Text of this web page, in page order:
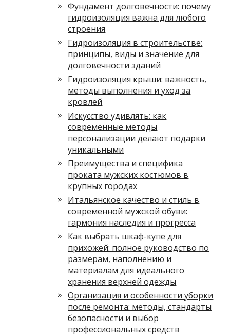
Фундамент долговечности: почему
гидроизоляция важна для любого
строения
Гидроизоляция в строительстве:
принципы, виды и значение для
долговечности зданий
Гидроизоляция крыши: важность,
методы выполнения и уход за
кровлей
Искусство удивлять: как
современные методы
персонализации делают подарки
уникальными
Преимущества и специфика
проката мужских костюмов в
крупных городах
Итальянское качество и стиль в
современной мужской обуви:
гармония наследия и прогресса
Как выбрать шкаф-купе для
прихожей: полное руководство по
размерам, наполнению и
материалам для идеального
хранения верхней одежды
Организация и особенности уборки
после ремонта: методы, стандарты
безопасности и выбор
профессиональных средств